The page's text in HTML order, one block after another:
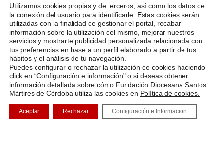
COPYRIGHT 2025 FUNDACIÓN DIOCESANA
SANTOS MÁRTIRES, ALL RIGHT RESERVED
POLÍTICA DE COOKIES AVISO LEGAL
POLÍTICA DE PRIVACIDAD
Utilizamos cookies propias y de terceros, así como los datos de
la conexión del usuario para identificarle. Estas cookies serán
utilizadas con la finalidad de gestionar el portal, recabar
información sobre la utilización del mismo, mejorar nuestros
servicios y mostrarte publicidad personalizada relacionada con
tus preferencias en base a un perfil elaborado a partir de tus
hábitos y el análisis de tu navegación.
Puedes configurar o rechazar la utilización de cookies haciendo
click en “Configuración e información" o si deseas obtener
información detallada sobre cómo Fundación Diocesana Santos
Mártires de Córdoba utiliza las cookies en Política de cookies.
Aceptar Rechazar Configuración e Información